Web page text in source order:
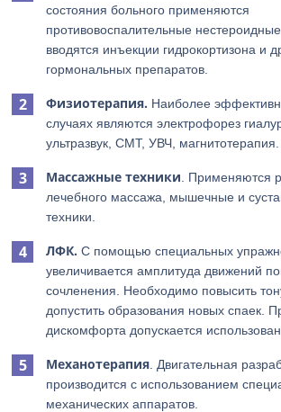
состояния больного применяются
противовоспалительные
вводятся инъекции гидрокортизона и
гормональных препаратов.
Физиотерапия. Наиболее
случаях являются электрофорез
ультразвук, СМТ, УВЧ, магнитотерапия.
Массажные техники . Применяются
лечебного массажа, мышечные и
техники.
ЛФК. С помощью специальных
увеличивается амплитуда движений
сочленения. Необходимо повысить
допустить образования новых спаек.
дискомфорта допускается
Механотерапия . Двигательная
производится с использованием
механических аппаратов.